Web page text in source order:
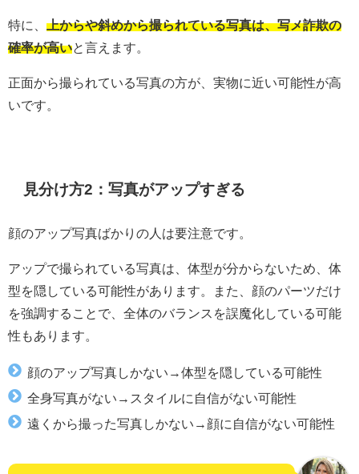
特に、 上からや斜めから撮られている写真は、写メ詐欺の
確率が高いと言えます。
正面から撮られている写真の方が、実物に近い可能性が高
いです。
見分け方2：写真がアップすぎる
顔のアップ写真ばかりの人は要注意です。
アップで撮られている写真は、体型が分からないため、体
型を隠している可能性があります。また、顔のパーツだけ
を強調することで、全体のバランスを誤魔化している可能
性もあります。
顔のアップ写真しかない→体型を隠している可能性
全身写真がない→スタイルに自信がない可能性
遠くから撮った写真しかない→顔に自信がない可能性